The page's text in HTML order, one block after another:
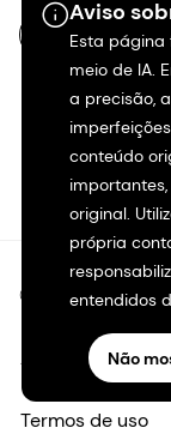
Aviso
Esta
meio de IA.
a precisão,
conteúdo
original.
própria
entendidos
Não
PT-BR
©2026 dsm-
Aviso de
Termos de uso